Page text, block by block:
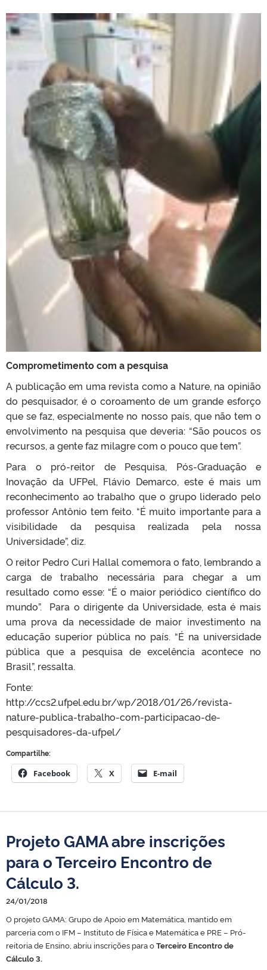
Comprometimento com a pesquisa
A publicação em uma revista como a Nature, na opinião
do pesquisador, é o coroamento de um grande esforço
que se faz, especialmente no nosso país, que não tem o
envolvimento na pesquisa que deveria: “São poucos os
recursos, a gente faz milagre com o pouco que tem”.
Para o pró-reitor de Pesquisa, Pós-Graduação e
Inovação da UFPel, Flávio Demarco, este é mais um
reconhecimento ao trabalho que o grupo liderado pelo
professor Antônio tem feito. “É muito importante para a
visibilidade da pesquisa realizada pela nossa
Universidade”, diz.
O reitor Pedro Curi Hallal comemora o fato, lembrando a
carga de trabalho necessária para chegar a um
resultado como esse: “É o maior periódico científico do
mundo”. Para o dirigente da Universidade, esta é mais
uma prova da necessidade de maior investimento na
educação superior pública no país. “É na universidade
pública que a pesquisa de excelência acontece no
Brasil”, ressalta.
Fonte:
http://ccs2.ufpel.edu.br/wp/2018/01/26/revista-
nature-publica-trabalho-com-participacao-de-
pesquisadores-da-ufpel/
Compartilhe:
Facebook X E-mail
Projeto GAMA abre inscrições
para o Terceiro Encontro de
Cálculo 3.
24/01/2018
O projeto GAMA: Grupo de Apoio em Matemática, mantido em
parceria com o IFM – Instituto de Física e Matemática e PRE – Pró-
reitoria de Ensino, abriu inscrições para oTerceiro Encontro de
Cálculo 3.